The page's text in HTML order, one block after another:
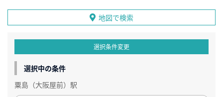
地図で検索
選択条件変更
選択中の条件
粟島（大阪屋前）駅